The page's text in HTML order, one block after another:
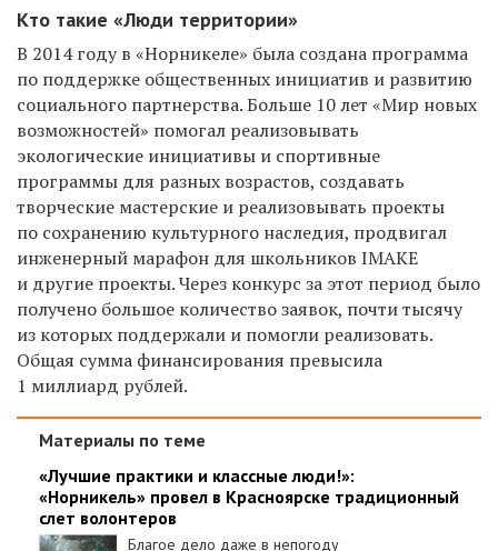
Кто такие «Люди территории»
В 2014 году в «Норникеле» была создана программа
по поддержке общественных инициатив и развитию
социального партнерства. Больше 10 лет «Мир новых
возможностей» помогал реализовывать
экологические инициативы и спортивные
программы для разных возрастов, создавать
творческие мастерские и реализовывать проекты
по сохранению культурного наследия, продвигал
инженерный марафон для школьников IMAKE
и другие проекты. Через конкурс за этот период было
получено большое количество заявок, почти тысячу
из которых поддержали и помогли реализовать.
Общая сумма финансирования превысила
1 миллиард рублей.
Материалы по теме
«Лучшие практики и классные люди!»:
«Норникель» провел в Красноярске традиционный
слет волонтеров
Благое дело даже в непогоду